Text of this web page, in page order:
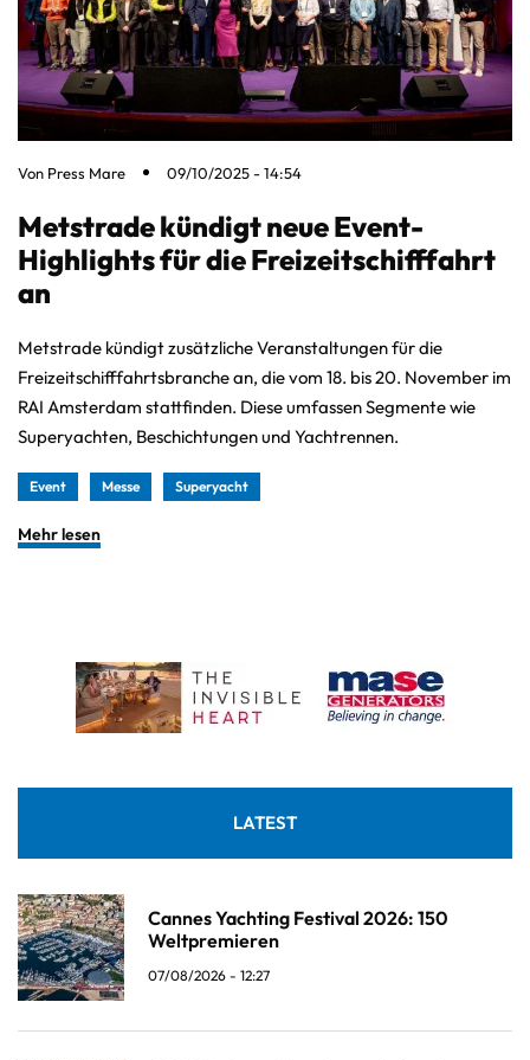
Von Press Mare 09/10/2025 - 14:54
Metstrade kündigt neue Event-
Highlights für die Freizeitschifffahrt
an
Metstrade kündigt zusätzliche Veranstaltungen für die
Freizeitschifffahrtsbranche an, die vom 18. bis 20. November im
RAI Amsterdam stattfinden. Diese umfassen Segmente wie
Superyachten, Beschichtungen und Yachtrennen.
Event Messe Superyacht
Mehr lesen
LATEST
Cannes Yachting Festival 2026: 150
Weltpremieren
07/08/2026 - 12:27